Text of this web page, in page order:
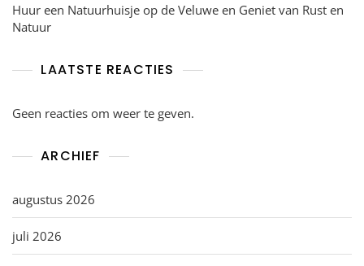
Huur een Natuurhuisje op de Veluwe en Geniet van Rust en
Natuur
LAATSTE REACTIES
Geen reacties om weer te geven.
ARCHIEF
augustus 2026
juli 2026